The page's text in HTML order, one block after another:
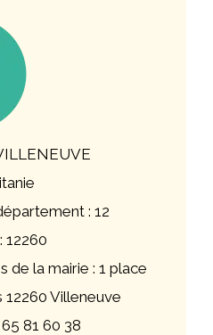
: 12
12260
de la mairie : 1 place
12260 Villeneuve
81 60 38